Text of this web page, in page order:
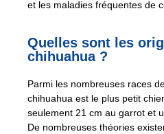
et les maladies fréquentes de
Quelles sont les
chihuahua ?
Parmi les nombreuses races
chihuahua est le plus petit
seulement 21 cm au garrot et
De nombreuses théories